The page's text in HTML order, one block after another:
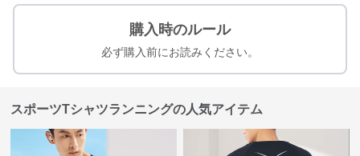
購入時のルール
必ず購入前にお読みください。
スポーツTシャツランニングの人気アイテム